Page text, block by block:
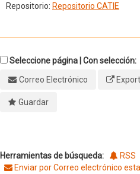
Repositorio: Repositorio CATIE
Seleccione página | Con selección:
Correo Electrónico
Guardar
Herramientas de búsqueda: RSS
Enviar por Correo electrónico